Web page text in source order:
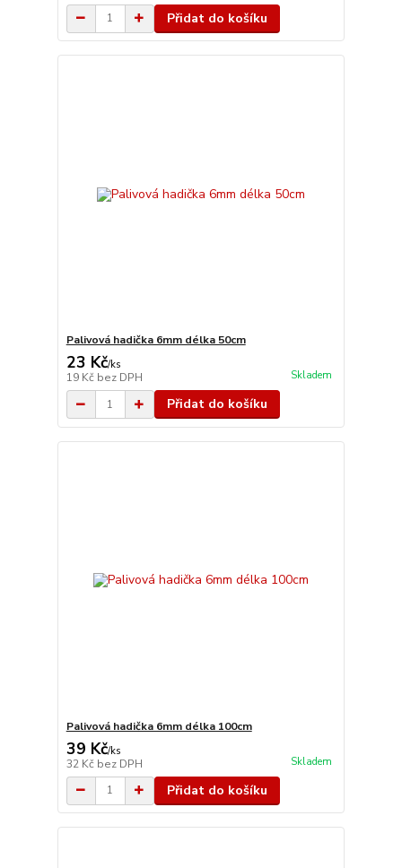
Přidat do košíku
Palivová hadička 6mm délka 50cm
23 Kč/ks
19 Kč bez DPH Skladem
Přidat do košíku
Palivová hadička 6mm délka 100cm
39 Kč/ks
32 Kč bez DPH Skladem
Přidat do košíku